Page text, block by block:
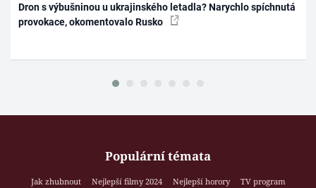
Dron s výbušninou u ukrajinského letadla? Narychlo spíchnutá
provokace, okomentovalo Rusko
Populární témata
Jak zhubnout Nejlepší filmy 2024 Nejlepší horory
TV program